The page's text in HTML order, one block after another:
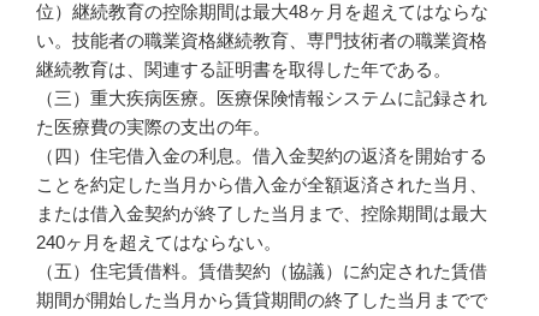
位）継続教育の控除期間は最大48ヶ月を超えてはならな
い。技能者の職業資格継続教育、専門技術者の職業資格
継続教育は、関連する証明書を取得した年である。
（三）重大疾病医療。医療保険情報システムに記録され
た医療費の実際の支出の年。
（四）住宅借入金の利息。借入金契約の返済を開始する
ことを約定した当月から借入金が全額返済された当月、
または借入金契約が終了した当月まで、控除期間は最大
240ヶ月を超えてはならない。
（五）住宅賃借料。賃借契約（協議）に約定された賃借
期間が開始した当月から賃貸期間の終了した当月までで